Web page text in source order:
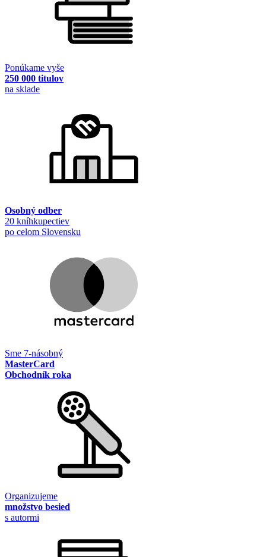
Ponúkame vyše
250 000 titulov
na sklade
Osobný odber
20 kníhkupectiev
po celom Slovensku
Sme 7-násobný
MasterCard
Obchodník roka
Organizujeme
množstvo besied
s autormi